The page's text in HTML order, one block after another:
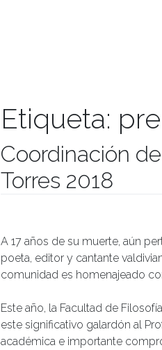
Etiqueta:
Coordinación
Torres 2018
A 17 años de su muerte, aún
poeta, editor y cantante
comunidad es homenajeado
Este año, la Facultad de
este significativo galardón al
académica e importante